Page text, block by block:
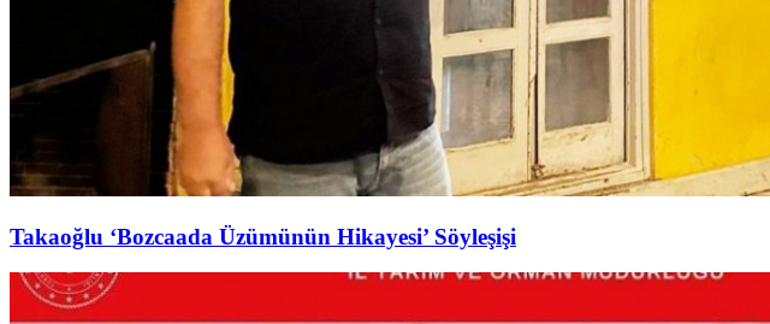
Takaoğlu ‘Bozcaada Üzümünün Hikayesi’ Söyleşişi